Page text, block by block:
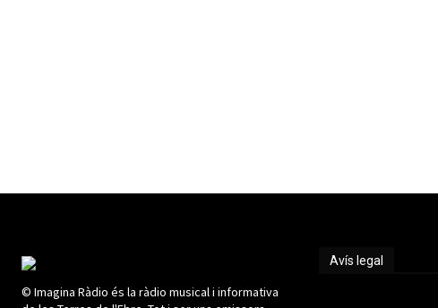
© Imagina Ràdio és la ràdio musical i informativa
Avís legal